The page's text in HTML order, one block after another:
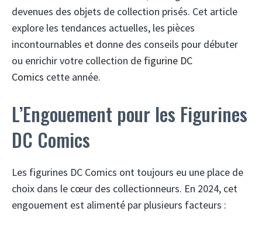
devenues des objets de collection prisés. Cet article
explore les tendances actuelles, les pièces
incontournables et donne des conseils pour débuter
ou enrichir votre collection de figurine DC
Comics cette année.
L’Engouement pour les Figurines
DC Comics
Les figurines DC Comics ont toujours eu une place de
choix dans le cœur des collectionneurs. En 2024, cet
engouement est alimenté par plusieurs facteurs :